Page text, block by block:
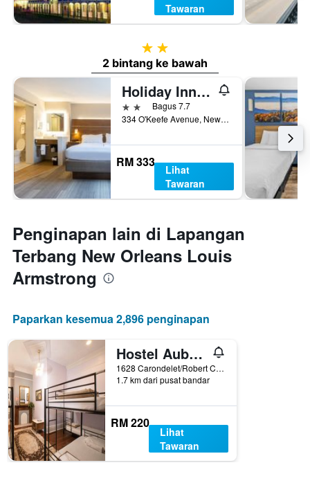
Tawaran
2 bintang
2 bintang ke bawah
Holiday Inn Express New Orleans Dwtn - Fr Qtr Area By IHG
2 bintangBagus 7.7
334 O'Keefe Avenue, New Orleans, LA, Amerika Syarikat
RM 333
Lihat
Tawaran
Penginapan lain di Lapangan
Terbang New Orleans Louis
Armstrong
Paparkan kesemua 2,896 penginapan
Hostel Auberge Nola
1628 Carondelet/Robert C. Blakes Sr. Dr, New Orleans, LA, Amerika Syarikat
1.7 km dari pusat bandar
RM 220
Lihat
Tawaran